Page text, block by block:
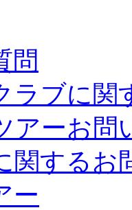
問
ラブに関
アーお問
関するお
ー